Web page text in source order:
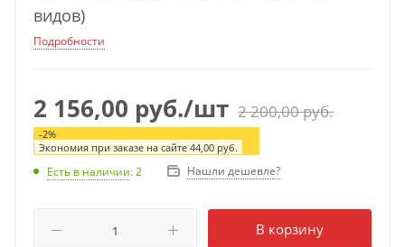
видов)
Подробности
2 156,00 руб./шт 2 200,00руб.
-2%
Экономия при заказе на сайте 44,00 руб.
Есть в наличии: 2 Нашли дешевле?
В корзину